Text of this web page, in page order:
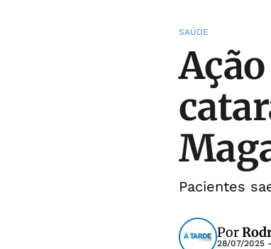
SAÚDE
Pacientes
Por
28/07/2025